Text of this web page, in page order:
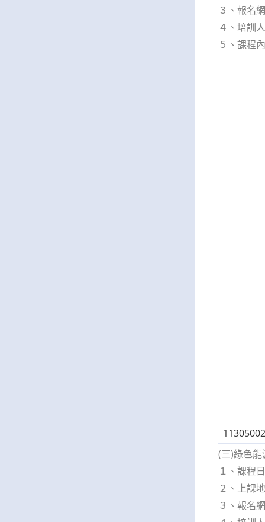
３、報名
４、培訓
５、課程
(三)綠色
１、課程
２、上課
３、報名